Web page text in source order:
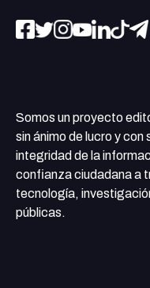
Somos un proyecto
sin ánimo de lucro y
integridad de la
confianza ciudadana a
tecnología,
públicas.